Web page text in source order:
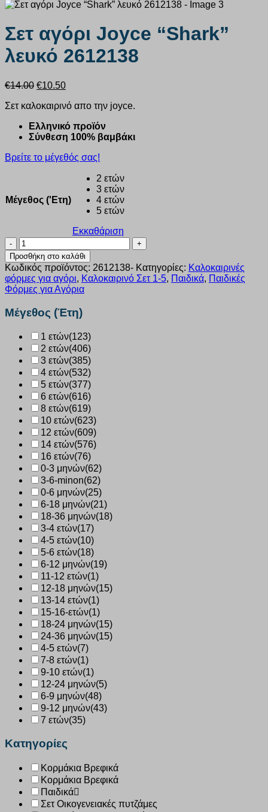
Σετ αγόρι Joyce “Shark”
λευκό 2612138
€14.00 Original
was:
€10.50Η
τιμή
€10.50.
Σετ καλοκαιρινό απο την joyce.
Ελληνικό προϊόν
Σύνθεση 100% βαμβάκι
Βρείτε το μέγεθός σας!
Μέγεθος ('Ετη)
2 ετών
3 ετών
4 ετών
5 ετών
Εκκαθάριση
Σετ
αγόρι
Joyce
“Shark”
λευκό
2612138
ποσότητα
Προσθήκη στο καλάθι
Κωδικός προϊόντος: 2612138- Κατηγορίες: Καλοκαιρινές
φόρμες για αγόρι, Καλοκαιρινό Σετ 1-5, Παιδικά, Παιδικές
Φόρμες για Αγόρια
Μέγεθος (Έτη)
1 ετών(123)
2 ετών(406)
3 ετών(385)
4 ετών(532)
5 ετών(377)
6 ετών(616)
8 ετών(619)
10 ετών(623)
12 ετών(609)
14 ετών(576)
16 ετών(76)
0-3 μηνών(62)
3-6-minon(62)
0-6 μηνών(25)
6-18 μηνών(21)
18-36 μηνών(18)
3-4 ετών(17)
4-5 ετών(10)
5-6 ετών(18)
6-12 μηνών(19)
11-12 ετών(1)
12-18 μηνών(15)
13-14 ετών(1)
15-16-ετών(1)
18-24 μηνών(15)
24-36 μηνών(15)
4-5 ετών(7)
7-8 ετών(1)
9-10 ετών(1)
12-24 μηνών(5)
6-9 μηνών(48)
9-12 μηνών(43)
7 ετών(35)
Κατηγορίες
Κορμάκια Βρεφικά
Κορμάκια Βρεφικά
Παιδικά
Σετ Οικογενειακές πυτζάμες